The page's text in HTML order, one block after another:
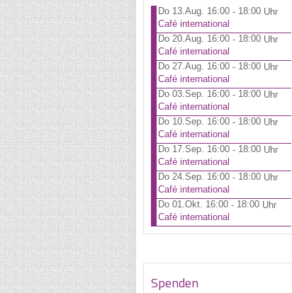
Do 13.Aug. 16:00- 18:00Uhr
Café international
Do 20.Aug. 16:00- 18:00Uhr
Café international
Do 27.Aug. 16:00- 18:00Uhr
Café international
Do 03.Sep. 16:00- 18:00Uhr
Café international
Do 10.Sep. 16:00- 18:00Uhr
Café international
Do 17.Sep. 16:00- 18:00Uhr
Café international
Do 24.Sep. 16:00- 18:00Uhr
Café international
Do 01.Okt. 16:00- 18:00Uhr
Café international
Spenden